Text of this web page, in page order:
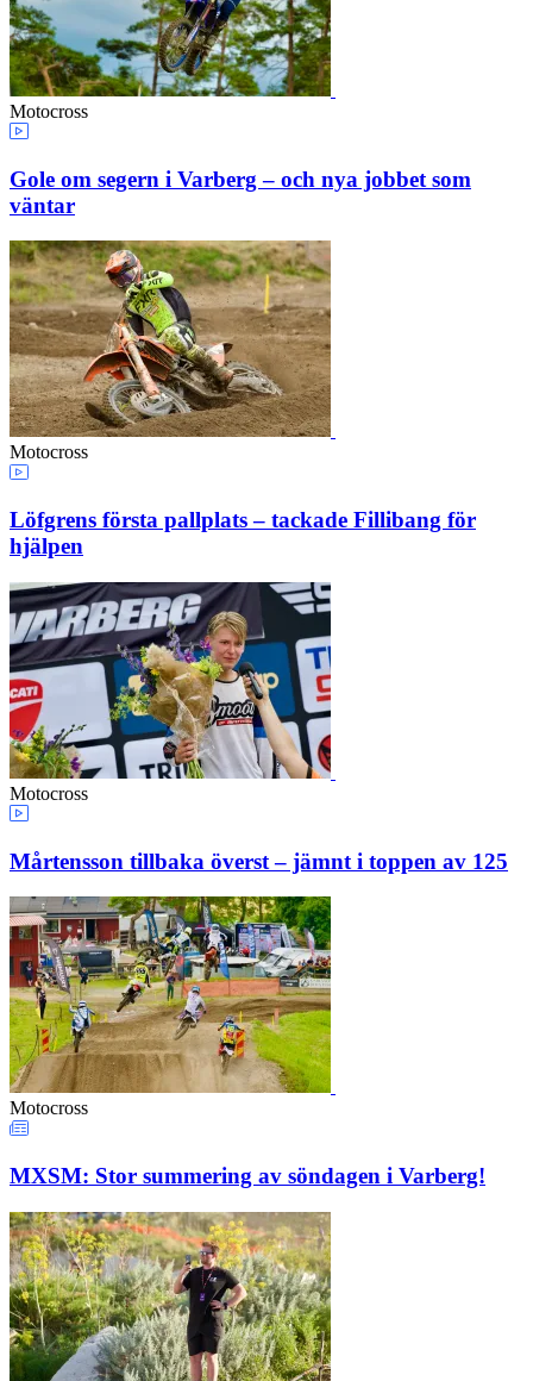
Motocross
Gole om segern i Varberg – och nya jobbet som
väntar
Motocross
Löfgrens första pallplats – tackade Fillibang för
hjälpen
Motocross
Mårtensson tillbaka överst – jämnt i toppen av 125
Motocross
MXSM: Stor summering av söndagen i Varberg!